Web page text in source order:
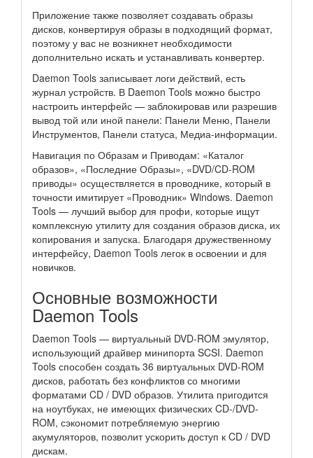
Приложение также позволяет создавать образы
дисков, конвертируя образы в подходящий формат,
поэтому у вас не возникнет необходимости
дополнительно искать и устанавливать конвертер.
Daemon Tools записывает логи действий, есть
журнал устройств. В Daemon Tools можно быстро
настроить интерфейс — заблокировав или разрешив
вывод той или иной панели: Панели Меню, Панели
Инструментов, Панели статуса, Медиа-информации.
Навигация по Образам и Приводам: «Каталог
образов», «Последние Образы», «DVD/CD-ROM
приводы» осуществляется в проводнике, который в
точности имитирует «Проводник» Windows. Daemon
Tools — лучший выбор для профи, которые ищут
комплексную утилиту для создания образов диска, их
копирования и запуска. Благодаря дружественному
интерфейсу, Daemon Tools легок в освоении и для
новичков.
Основные возможности
Daemon Tools
Daemon Tools — виртуальный DVD-ROM эмулятор,
использующий драйвер минипорта SCSI. Daemon
Tools способен создать 36 виртуальных DVD-ROM
дисков, работать без конфликтов со многими
форматами CD / DVD образов. Утилита пригодится
на ноутбуках, не имеющих физических CD-/DVD-
ROM, сэкономит потребляемую энергию
акумуляторов, позволит ускорить доступ к CD / DVD
дискам.